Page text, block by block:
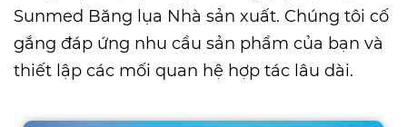
Sunmed Băng lụa Nhà sản xuất. Chúng tôi cố
gắng đáp ứng nhu cầu sản phẩm của bạn và
thiết lập các mối quan hệ hợp tác lâu dài.